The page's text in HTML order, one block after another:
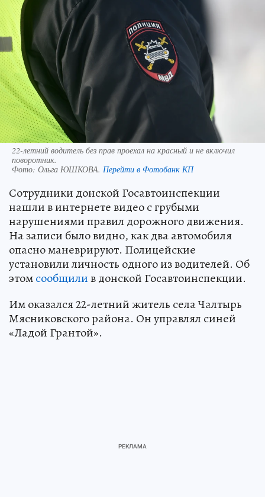
22-летний водитель без прав проехал на красный и не включил
поворотник.
Фото: Ольга ЮШКОВА. Перейти в Фотобанк КП
Сотрудники донской Госавтоинспекции
нашли в интернете видео с грубыми
нарушениями правил дорожного движения.
На записи было видно, как два автомобиля
опасно маневрируют. Полицейские
установили личность одного из водителей. Об
этомсообщилив донской Госавтоинспекции.
Им оказался 22-летний житель села Чалтырь
Мясниковского района. Он управлял синей
«Ладой Грантой».